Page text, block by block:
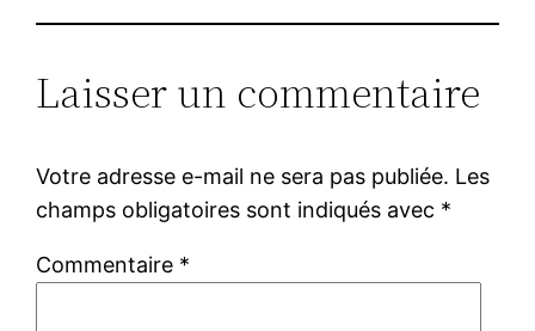
Laisser un commentaire
Votre adresse e-mail ne sera pas publiée. Les
champs obligatoires sont indiqués avec *
Commentaire *